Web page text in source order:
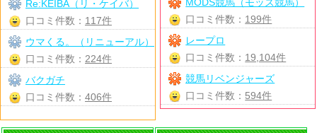
口コミ件数： 199件
レープロ
口コミ件数： 19,104件
競馬リベンジャーズ
口コミ件数： 594件
Re:KEIBA（リ・ケイバ）
口コミ件数： 117件
ウマくる。（リニューアル）
口コミ件数： 224件
バクガチ
口コミ件数： 406件